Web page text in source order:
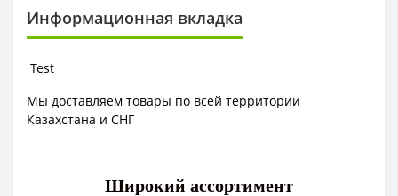
Информационная вкладка
Test
Мы доставляем товары по всей территории
Казахстана и СНГ
Широкий ассортимент